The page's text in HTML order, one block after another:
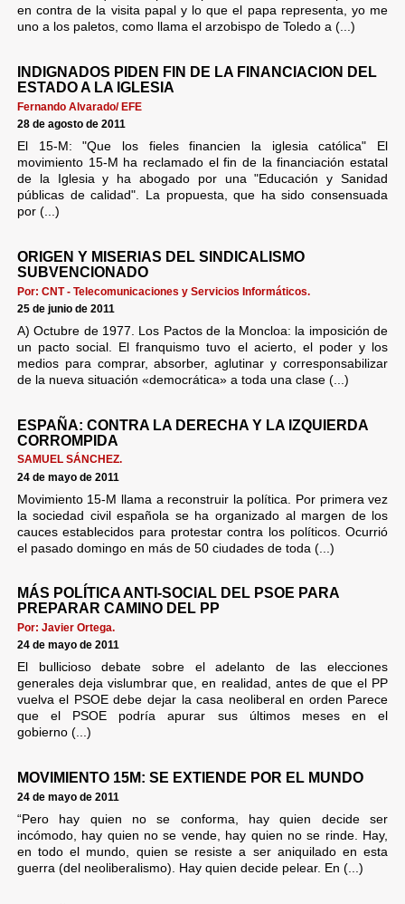
en contra de la visita papal y lo que el papa representa, yo me
uno a los paletos, como llama el arzobispo de Toledo a (...)
INDIGNADOS PIDEN FIN DE LA FINANCIACION DEL
ESTADO A LA IGLESIA
Fernando Alvarado/ EFE
28 de agosto de 2011
El 15-M: "Que los fieles financien la iglesia católica" El
movimiento 15-M ha reclamado el fin de la financiación estatal
de la Iglesia y ha abogado por una "Educación y Sanidad
públicas de calidad". La propuesta, que ha sido consensuada
por (...)
ORIGEN Y MISERIAS DEL SINDICALISMO
SUBVENCIONADO
Por: CNT - Telecomunicaciones y Servicios Informáticos.
25 de junio de 2011
A) Octubre de 1977. Los Pactos de la Moncloa: la imposición de
un pacto social. El franquismo tuvo el acierto, el poder y los
medios para comprar, absorber, aglutinar y corresponsabilizar
de la nueva situación «democrática» a toda una clase (...)
ESPAÑA: CONTRA LA DERECHA Y LA IZQUIERDA
CORROMPIDA
SAMUEL SÁNCHEZ.
24 de mayo de 2011
Movimiento 15-M llama a reconstruir la política. Por primera vez
la sociedad civil española se ha organizado al margen de los
cauces establecidos para protestar contra los políticos. Ocurrió
el pasado domingo en más de 50 ciudades de toda (...)
MÁS POLÍTICA ANTI-SOCIAL DEL PSOE PARA
PREPARAR CAMINO DEL PP
Por: Javier Ortega.
24 de mayo de 2011
El bullicioso debate sobre el adelanto de las elecciones
generales deja vislumbrar que, en realidad, antes de que el PP
vuelva el PSOE debe dejar la casa neoliberal en orden Parece
que el PSOE podría apurar sus últimos meses en el
gobierno (...)
MOVIMIENTO 15M: SE EXTIENDE POR EL MUNDO
24 de mayo de 2011
“Pero hay quien no se conforma, hay quien decide ser
incómodo, hay quien no se vende, hay quien no se rinde. Hay,
en todo el mundo, quien se resiste a ser aniquilado en esta
guerra (del neoliberalismo). Hay quien decide pelear. En (...)